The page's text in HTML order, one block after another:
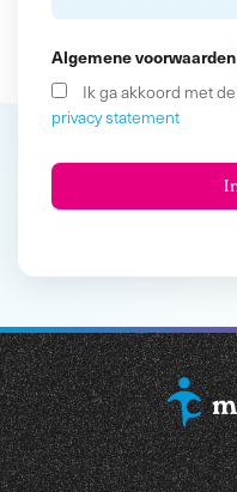
Algemene voorwaarden
Ik ga akkoord met de
privacy statement